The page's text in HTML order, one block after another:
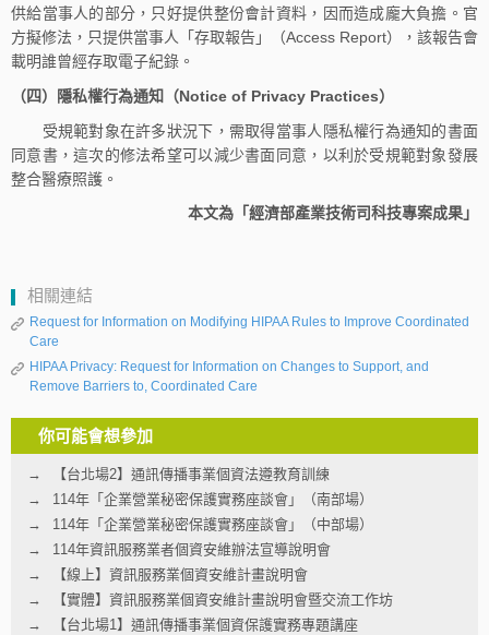
供給當事人的部分，只好提供整份會計資料，因而造成龐大負擔。官
方擬修法，只提供當事人「存取報告」（Access Report），該報告會
載明誰曾經存取電子紀錄。
（四）隱私權行為通知（Notice of Privacy Practices）
受規範對象在許多狀況下，需取得當事人隱私權行為通知的書面
同意書，這次的修法希望可以減少書面同意，以利於受規範對象發展
整合醫療照護。
本文為「經濟部產業技術司科技專案成果」
相關連結
Request for Information on Modifying HIPAA Rules to Improve Coordinated
Care
HIPAA Privacy: Request for Information on Changes to Support, and
Remove Barriers to, Coordinated Care
你可能會想參加
【台北場2】通訊傳播事業個資法遵教育訓練
114年「企業營業秘密保護實務座談會」（南部場）
114年「企業營業秘密保護實務座談會」（中部場）
114年資訊服務業者個資安維辦法宣導說明會
【線上】資訊服務業個資安維計畫說明會
【實體】資訊服務業個資安維計畫說明會暨交流工作坊
【台北場1】通訊傳播事業個資保護實務專題講座